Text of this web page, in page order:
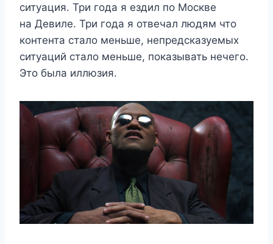
ситуация. Три года я ездил по Москве
на Девиле. Три года я отвечал людям что
контента стало меньше, непредсказуемых
ситуаций стало меньше, показывать нечего.
Это была иллюзия.